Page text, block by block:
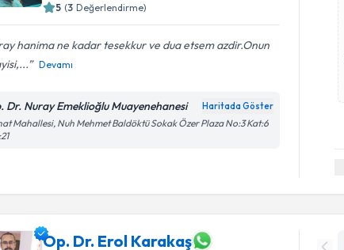
5 (3 Değerlendirme)
hanima ne kadar tesekkur ve dua etsem azdir.Onun
Devamı
Dr. Nuray Emeklioğlu Muayenehanesi Haritada Göster
Mahallesi, Nuh Mehmet Baldöktü Sokak Özer Plaza No:3 Kat:6
Op. Dr. Erol Karakaş